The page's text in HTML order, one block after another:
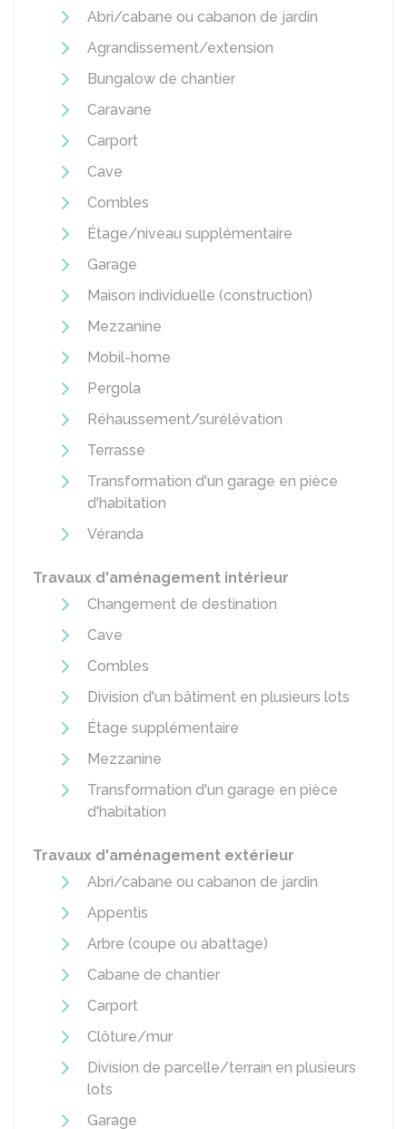
Abri/cabane ou cabanon de jardin
Agrandissement/extension
Bungalow de chantier
Caravane
Carport
Cave
Combles
Étage/niveau supplémentaire
Garage
Maison individuelle (construction)
Mezzanine
Mobil-home
Pergola
Réhaussement/surélévation
Terrasse
Transformation d'un garage en pièce
d'habitation
Véranda
Travaux d'aménagement intérieur
Changement de destination
Cave
Combles
Division d'un bâtiment en plusieurs lots
Étage supplémentaire
Mezzanine
Transformation d'un garage en pièce
d'habitation
Travaux d'aménagement extérieur
Abri/cabane ou cabanon de jardin
Appentis
Arbre (coupe ou abattage)
Cabane de chantier
Carport
Clôture/mur
Division de parcelle/terrain en plusieurs
lots
Garage